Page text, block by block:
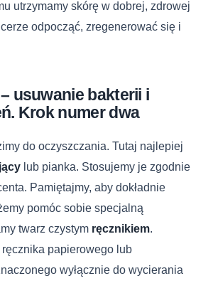
utrzymamy skórę w dobrej, zdrowej
odpocząć, zregenerować się i
usuwanie bakterii i
Krok numer dwa
do oczyszczania. Tutaj najlepiej
lub pianka. Stosujemy je zgodnie
Pamiętajmy, aby dokładnie
pomóc sobie specjalną
twarz czystym ręcznikiem.
papierowego lub
wyłącznie do wycierania